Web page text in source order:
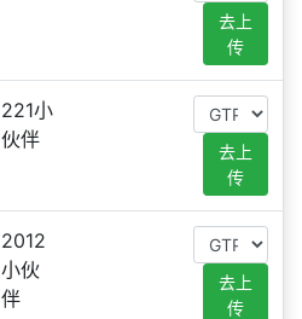
去上
传
221小
伙伴
去上
传
2012
小伙
伴
去上
传